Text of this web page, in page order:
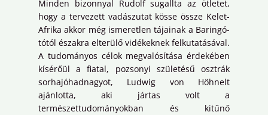
Minden bizonnyal Rudolf sugallta az ötletet,
hogy a tervezett vadászutat kösse össze Kelet-
Afrika akkor még ismeretlen tájainak a Baringó-
tótól északra elterülő vidékeknek felkutatásával.
A tudományos célok megvalósítása érdekében
kísérőül a fiatal, pozsonyi születésű osztrák
sorhajóhadnagyot, Ludwig von Höhnelt
ajánlotta, aki jártas volt a
természettudományokban és kitűnő